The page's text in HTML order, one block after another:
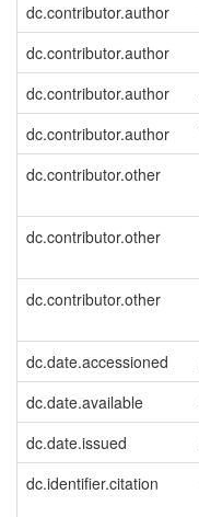
dc.contributor.author
dc.contributor.author
dc.contributor.author
dc.contributor.author
dc.contributor.other
dc.contributor.other
dc.contributor.other
dc.date.accessioned
dc.date.available
dc.date.issued
dc.identifier.citation